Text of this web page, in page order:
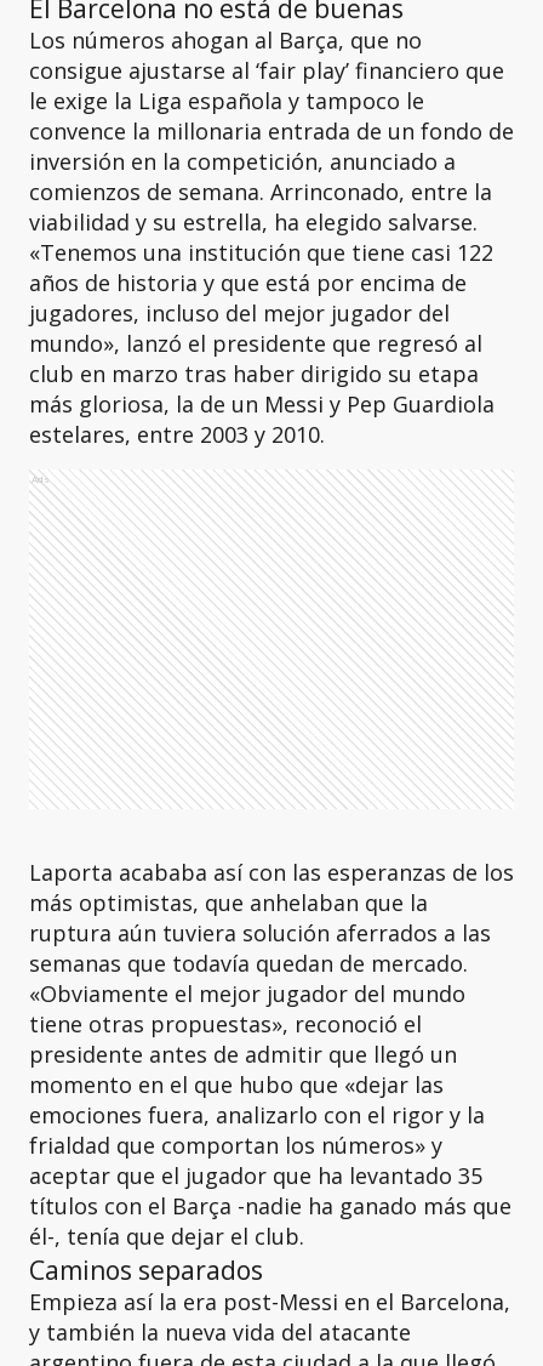
El Barcelona no está de buenas
Los números ahogan al Barça, que no
consigue ajustarse al ‘fair play’ financiero que
le exige la Liga española y tampoco le
convence la millonaria entrada de un fondo de
inversión en la competición, anunciado a
comienzos de semana. Arrinconado, entre la
viabilidad y su estrella, ha elegido salvarse.
«Tenemos una institución que tiene casi 122
años de historia y que está por encima de
jugadores, incluso del mejor jugador del
mundo», lanzó el presidente que regresó al
club en marzo tras haber dirigido su etapa
más gloriosa, la de un Messi y Pep Guardiola
estelares, entre 2003 y 2010.
Ads
Laporta acababa así con las esperanzas de los
más optimistas, que anhelaban que la
ruptura aún tuviera solución aferrados a las
semanas que todavía quedan de mercado.
«Obviamente el mejor jugador del mundo
tiene otras propuestas», reconoció el
presidente antes de admitir que llegó un
momento en el que hubo que «dejar las
emociones fuera, analizarlo con el rigor y la
frialdad que comportan los números» y
aceptar que el jugador que ha levantado 35
títulos con el Barça -nadie ha ganado más que
él-, tenía que dejar el club.
Caminos separados
Empieza así la era post-Messi en el Barcelona,
y también la nueva vida del atacante